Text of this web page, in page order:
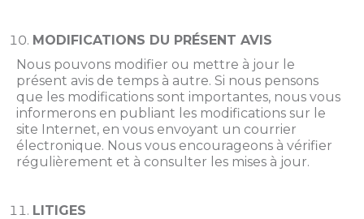
MODIFICATIONS DU PRÉSENT AVIS
Nous pouvons modifier ou mettre à jour le
présent avis de temps à autre. Si nous pensons
que les modifications sont importantes, nous vous
informerons en publiant les modifications sur le
site Internet, en vous envoyant un courrier
électronique. Nous vous encourageons à vérifier
régulièrement et à consulter les mises à jour.
LITIGES